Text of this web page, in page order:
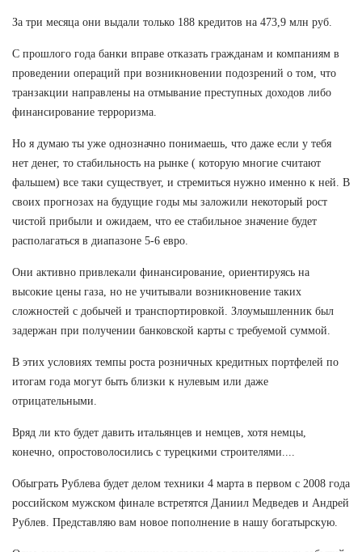
За три месяца они выдали только 188 кредитов на 473,9 млн руб.
С прошлого года банки вправе отказать гражданам и компаниям в
проведении операций при возникновении подозрений о том, что
транзакции направлены на отмывание преступных доходов либо
финансирование терроризма.
Но я думаю ты уже однозначно понимаешь, что даже если у тебя
нет денег, то стабильность на рынке ( которую многие считают
фальшем) все таки существует, и стремиться нужно именно к ней. В
своих прогнозах на будущие годы мы заложили некоторый рост
чистой прибыли и ожидаем, что ее стабильное значение будет
располагаться в диапазоне 5-6 евро.
Они активно привлекали финансирование, ориентируясь на
высокие цены газа, но не учитывали возникновение таких
сложностей с добычей и транспортировкой. Злоумышленник был
задержан при получении банковской карты с требуемой суммой.
В этих условиях темпы роста розничных кредитных портфелей по
итогам года могут быть близки к нулевым или даже
отрицательными.
Вряд ли кто будет давить итальянцев и немцев, хотя немцы,
конечно, опростоволосились с турецкими строителями....
Обыграть Рублева будет делом техники 4 марта в первом с 2008 года
российском мужском финале встретятся Даниил Медведев и Андрей
Рублев. Представляю вам новое пополнение в нашу богатырскую.